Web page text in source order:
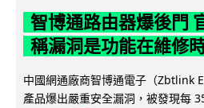
智博通路由器爆後門
稱漏洞是功能在維修
中國網通廠商智博通電子（Zbtlink
產品爆出嚴重安全漏洞，被發現每